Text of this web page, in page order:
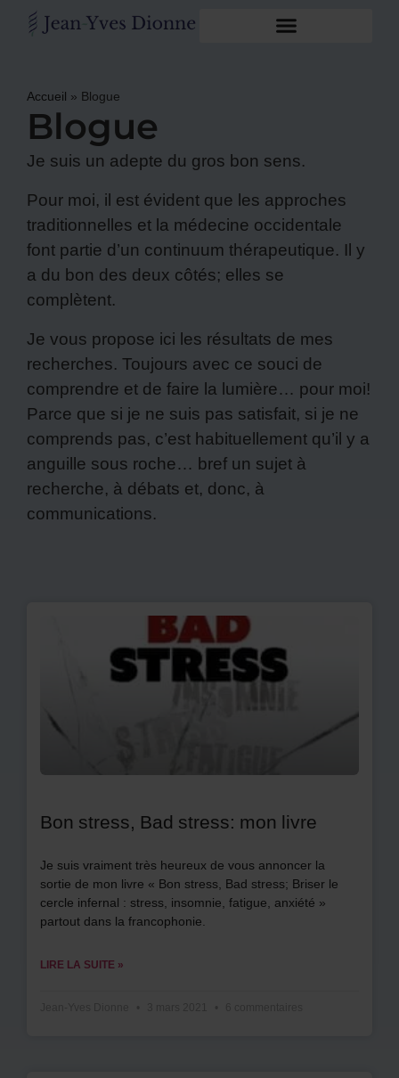
Accueil » Blogue
Blogue
Je suis un adepte du gros bon sens.
Pour moi, il est évident que les approches
traditionnelles et la médecine occidentale
font partie d’un continuum thérapeutique. Il y
a du bon des deux côtés; elles se
complètent.
Je vous propose ici les résultats de mes
recherches. Toujours avec ce souci de
comprendre et de faire la lumière… pour moi!
Parce que si je ne suis pas satisfait, si je ne
comprends pas, c’est habituellement qu’il y a
anguille sous roche… bref un sujet à
recherche, à débats et, donc, à
communications.
Bon stress, Bad stress: mon livre
Je suis vraiment très heureux de vous annoncer la
sortie de mon livre « Bon stress, Bad stress; Briser le
cercle infernal : stress, insomnie, fatigue, anxiété »
partout dans la francophonie.
LIRE LA SUITE »